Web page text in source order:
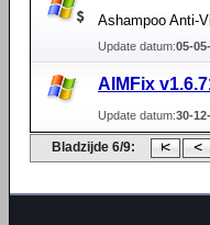
Ashampoo Anti-
Update datum:05-
AIMFix
Update datum:30-
Bladzijde 6/9: